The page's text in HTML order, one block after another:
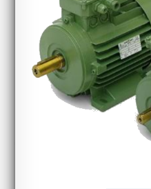
Номинальная
мин
Номинальное
Номинальный
Тип соединения:
Класс изоляции:
Класс
Типы